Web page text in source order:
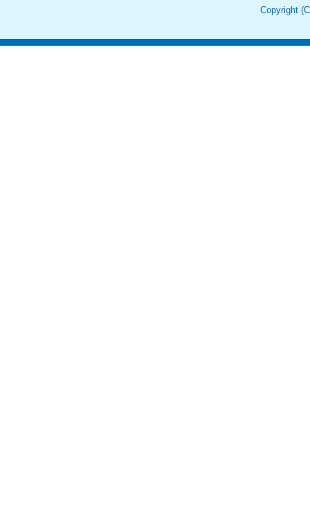
Copyright